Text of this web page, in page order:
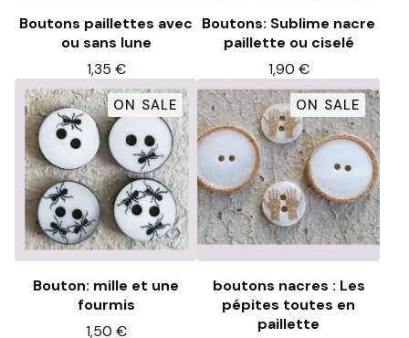
Boutons paillettes avec
ou sans lune
1,35 €
Boutons: Sublime nacre
paillette ou ciselé
1,90 €
ON SALE
Bouton: mille et une
fourmis
1,50 €
ON SALE
boutons nacres : Les
pépites toutes en
paillette